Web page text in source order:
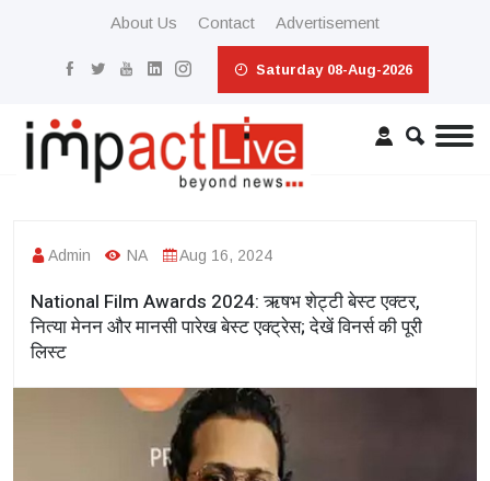
About Us Contact Advertisement
Saturday 08-Aug-2026
Admin NA Aug 16, 2024
National Film Awards 2024: ऋषभ शेट्टी बेस्ट एक्टर,
नित्या मेनन और मानसी पारेख बेस्ट एक्ट्रेस; देखें विनर्स की पूरी
लिस्ट